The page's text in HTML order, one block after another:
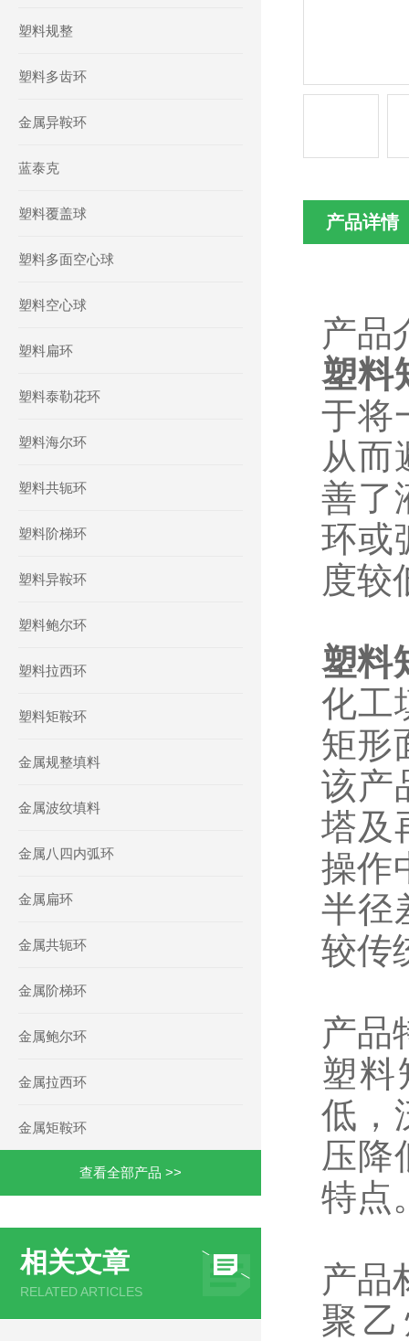
塑料规整
塑料多齿环
金属异鞍环
蓝泰克
塑料覆盖球
塑料多面空心球
塑料空心球
塑料扁环
塑料泰勒花环
塑料海尔环
塑料共轭环
塑料阶梯环
塑料异鞍环
塑料鲍尔环
塑料拉西环
塑料矩鞍环
金属规整填料
金属波纹填料
金属八四内弧环
金属扁环
金属共轭环
金属阶梯环
金属鲍尔环
金属拉西环
金属矩鞍环
查看全部产品 >>
相关文章
RELATED ARTICLES
产品详情
产品
塑料
于将
从而
善了
环或
度较
塑料
化工
矩形
该产
塔及
操作
半径
较传
产品
塑料
低，
压降
特点
产品
聚